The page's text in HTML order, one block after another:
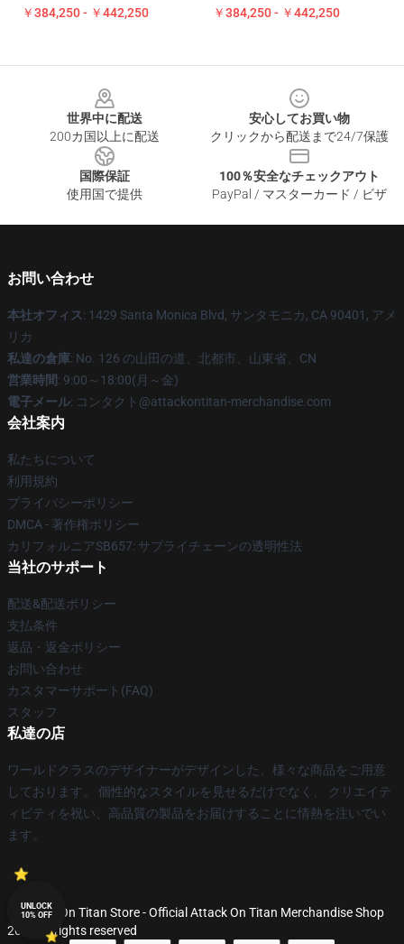
￥384,250 - ￥442,250 ￥384,250 - ￥442,250
世界中に配送
200カ国以上に配送
安心してお買い物
クリックから配送まで24/7保護
国際保証
使用国で提供
100％安全なチェックアウト
PayPal / マスターカード / ビザ
お問い合わせ
本社オフィス: 1429 Santa Monica Blvd, サンタモニカ, CA 90401, アメ
リカ
私達の倉庫: No. 126 の山田の道、北都市、山東省、CN
営業時間: 9:00～18:00(月～金)
電子メール: コンタクト@attackontitan-merchandise.com
会社案内
私たちについて
利用規約
プライバシーポリシー
DMCA - 著作権ポリシー
カリフォルニアSB657: サプライチェーンの透明性法
当社のサポート
配送&配送ポリシー
支払条件
返品・返金ポリシー
お問い合わせ
カスタマーサポート(FAQ)
スタッフ
私達の店
ワールドクラスのデザイナーがデザインした、様々な商品をご用意
しております。 個性的なスタイルを見せるだけでなく、 クリエイテ
ィビティを祝い、高品質の製品をお届けすることに情熱を注いでい
ます。
© Attack On Titan Store - Official Attack On Titan Merchandise Shop
2026 all rights reserved
UNLOCK
10% OFF